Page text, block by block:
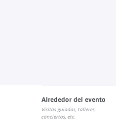
Alrededor del evento
Visitas guiadas, talleres,
conciertos, etc.